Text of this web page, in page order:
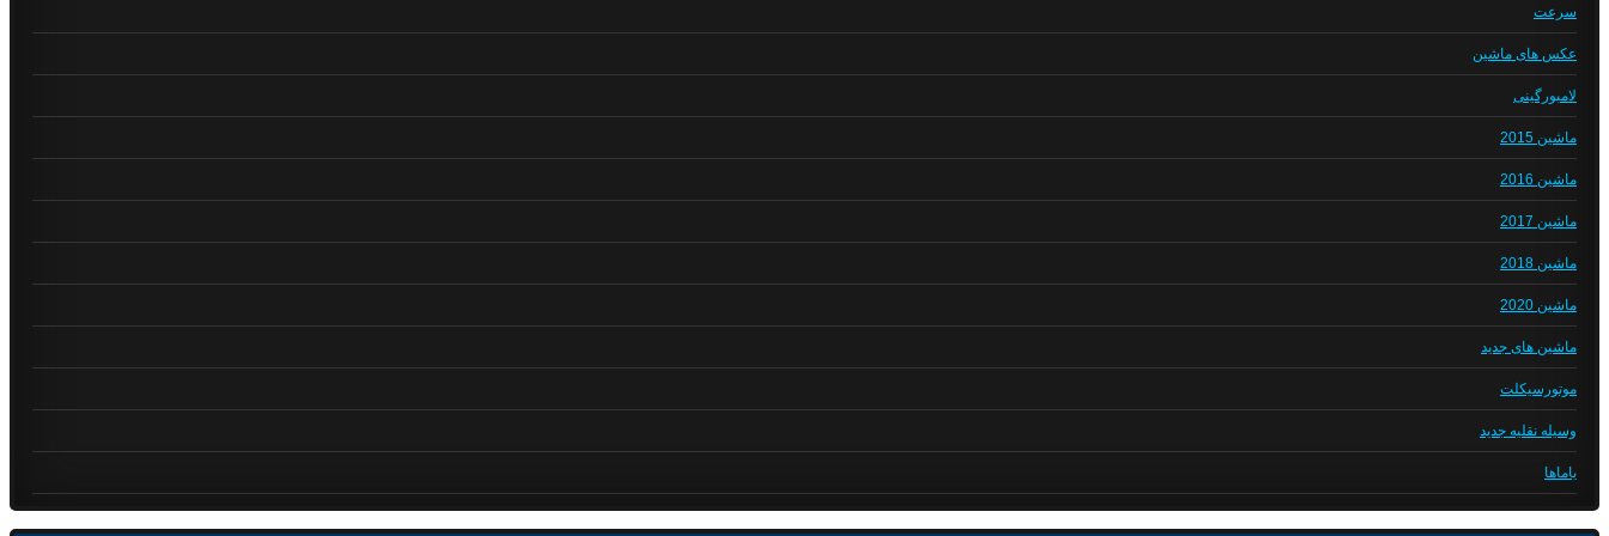
سرعت
عکس های ماشین
لامبورگینی
ماشین 2015
ماشین 2016
ماشین 2017
ماشین 2018
ماشین 2020
ماشین های جدید
موتورسیکلت
وسیله نقلیه جدید
یاماها